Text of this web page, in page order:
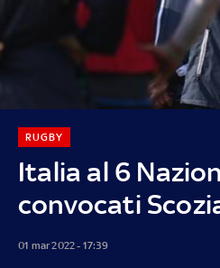
Italia al 6
convocati
RUGBY
01 mar 2022 - 17:39